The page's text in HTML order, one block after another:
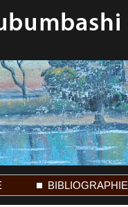
BIBLIOGRAPHIE